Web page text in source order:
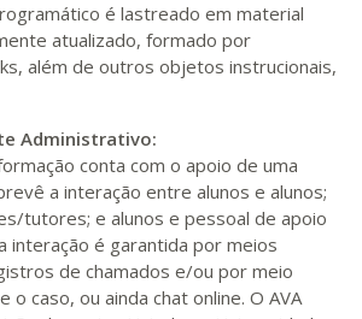
é lastreado em material
atualizado, formado por
além de outros objetos instrucionais,
Administrativo:
conta com o apoio de uma
a interação entre alunos e alunos;
tutores; e alunos e pessoal de apoio
interação é garantida por meios
de chamados e/ou por meio
o caso, ou ainda chat online. O AVA